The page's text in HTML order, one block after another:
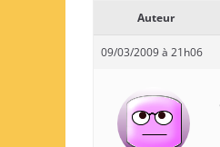
Auteur
09/03/2009 à 21h06